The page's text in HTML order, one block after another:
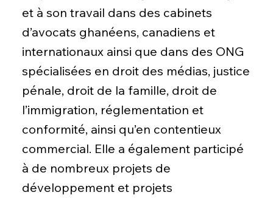
et à son travail dans des cabinets
d’avocats ghanéens, canadiens et
internationaux ainsi que dans des ONG
spécialisées en droit des médias, justice
pénale, droit de la famille, droit de
l’immigration, réglementation et
conformité, ainsi qu’en contentieux
commercial. Elle a également participé
à de nombreux projets de
développement et projets